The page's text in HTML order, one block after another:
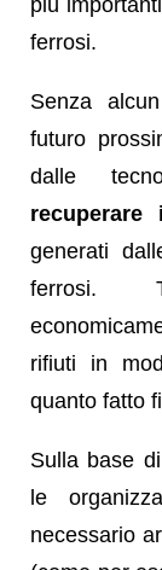
ferrosi.
Senza
futuro
dalle
generati
ferrosi.
rifiuti in
quanto fatto
Sulla base
le
necessario